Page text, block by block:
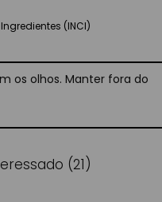
Ingredientes (INCI)
os olhos. Manter fora do
(21)